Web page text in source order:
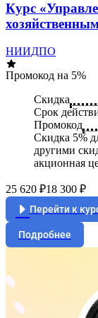
Курс
НИИДПО
Промокод на 5%
Скидка
Срок
Промокод
Скидка 5%
другими
акционная
25 620 ₽18 300 ₽
Перейти к
Подробнее